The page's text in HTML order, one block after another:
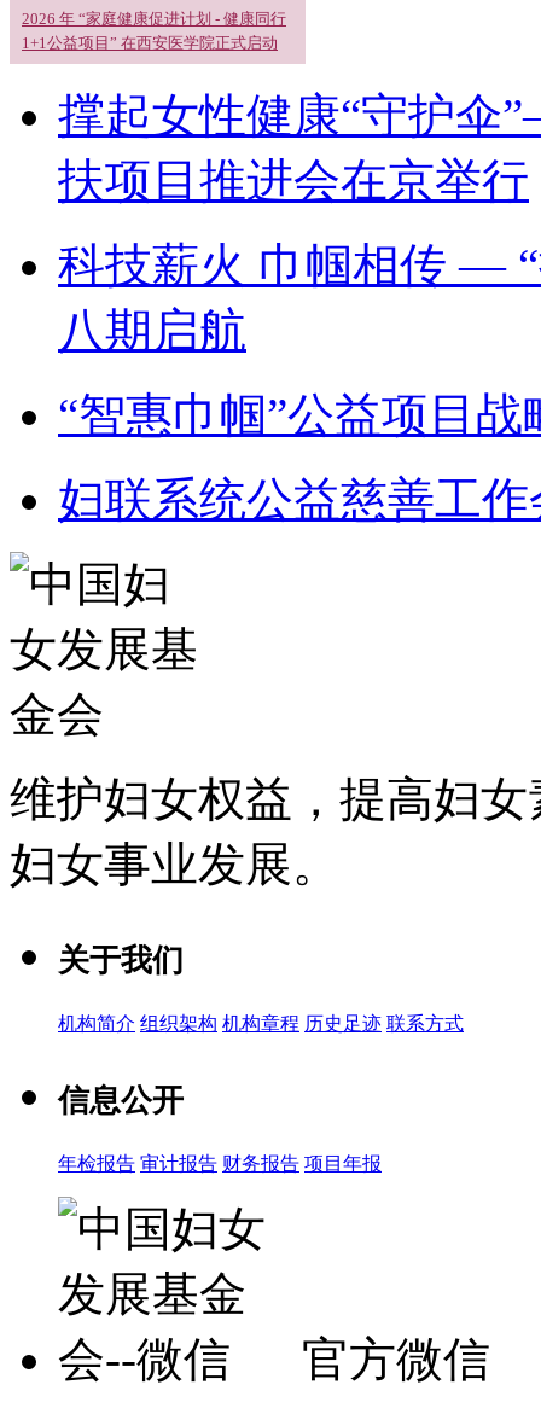
2026 年 “家庭健康促进计划 - 健康同行
1+1公益项目” 在西安医学院正式启动
撑起女性健康“守护伞
扶项目推进会在京举行
科技薪火 巾帼相传 —
八期启航
“智惠巾帼”公益项目
妇联系统公益慈善工
维护妇女权益，提高妇
妇女事业发展。
关于我们
机构简介 组织架构 机构章程 历史足迹 联系方式
信息公开
年检报告 审计报告 财务报告 项目年报
官方微信